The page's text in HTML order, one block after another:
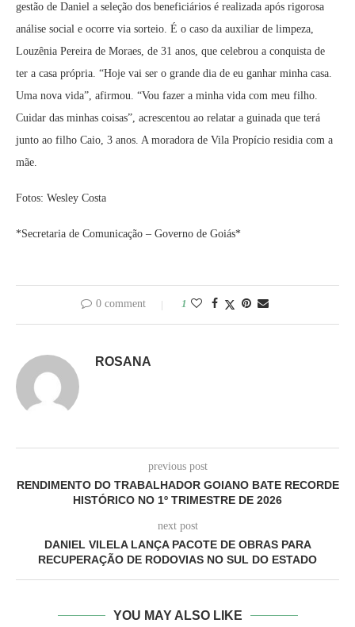
gestão de Daniel a seleção dos beneficiários é realizada após rigorosa
análise social e ocorre via sorteio. É o caso da auxiliar de limpeza,
Louzênia Pereira de Moraes, de 31 anos, que celebrou a conquista de
ter a casa própria. “Hoje vai ser o grande dia de eu ganhar minha casa.
Uma nova vida”, afirmou. “Vou fazer a minha vida com meu filho.
Cuidar das minhas coisas”, acrescentou ao relatar a guinada que terá
junto ao filho Caio, 3 anos. A moradora de Vila Propício residia com a
mãe.
Fotos: Wesley Costa
*Secretaria de Comunicação – Governo de Goiás*
0 comment 1
ROSANA
previous post
RENDIMENTO DO TRABALHADOR GOIANO BATE RECORDE
HISTÓRICO NO 1º TRIMESTRE DE 2026
next post
DANIEL VILELA LANÇA PACOTE DE OBRAS PARA
RECUPERAÇÃO DE RODOVIAS NO SUL DO ESTADO
YOU MAY ALSO LIKE